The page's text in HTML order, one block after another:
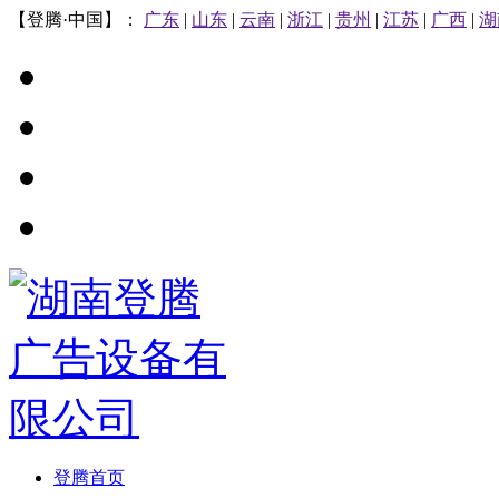
【登腾·中国】： 广东 | 山东 | 云南 | 浙江 | 贵州 | 江苏 | 广西 |
登腾首页